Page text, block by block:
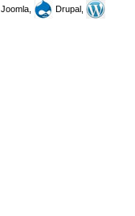
Joomla,
Drupal,